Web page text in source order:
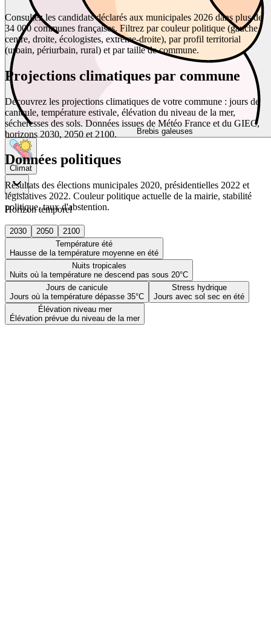
Brebis galeuses
Climat
Horizon temporel
2030 2050
2100
Température été
Hausse de la température moyenne en été
Nuits tropicales
Nuits où la température ne descend pas sous 20°C
Jours de canicule
Jours où la température dépasse 35°C
Stress hydrique
Jours avec sol sec en été
Élévation niveau mer
Élévation prévue du niveau de la mer
Consultez les candidats déclarés aux municipales 2026 dans plus de
34 000 communes françaises. Filtrez par couleur politique (gauche,
centre, droite, écologistes, extrême-droite), par profil territorial
(urbain, périurbain, rural) et par taille de commune.
Projections climatiques par commune
Découvrez les projections climatiques de votre commune : jours de
canicule, température estivale, élévation du niveau de la mer,
sécheresses des sols. Données issues de Météo France et du GIEC,
horizons 2030, 2050 et 2100.
Données politiques
Résultats des élections municipales 2020, présidentielles 2022 et
législatives 2022. Couleur politique actuelle de la mairie, stabilité
politique, taux d'abstention.